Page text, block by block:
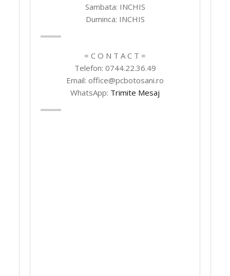
Sambata: INCHIS
Duminca: INCHIS
= C O N T A C T =
Telefon: 0744.22.36.49
Email: office@pcbotosani.ro
WhatsApp: Trimite Mesaj